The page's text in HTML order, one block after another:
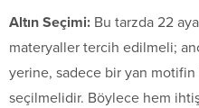
Altın Seçimi: Bu tarzda 22
materyaller tercih edilmeli;
yerine, sadece bir yan motifin
seçilmelidir. Böylece hem